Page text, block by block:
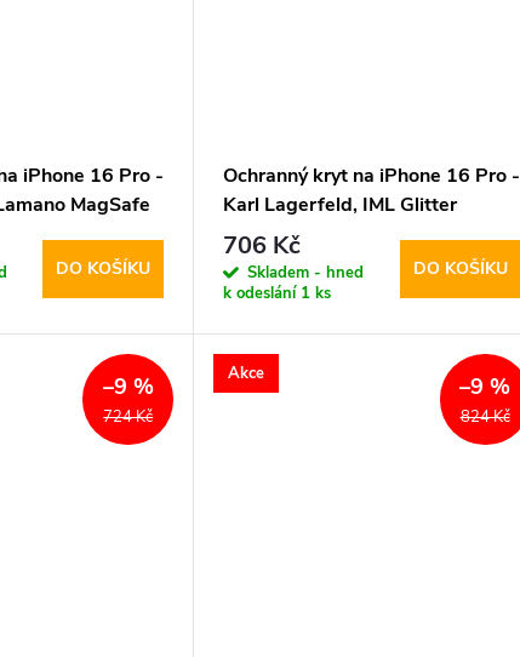
iPhone 16 Pro -
MagSafe
DO KOŠÍKU
Ochranný kryt na iPhone 16 Pro -
Karl Lagerfeld, IML Glitter
Sketch MagSafe Transparent
706 Kč
Skladem - hned
k odeslání 1 ks
DO KOŠÍKU
724 Kč
–9 % Akce
824 Kč
–9 %